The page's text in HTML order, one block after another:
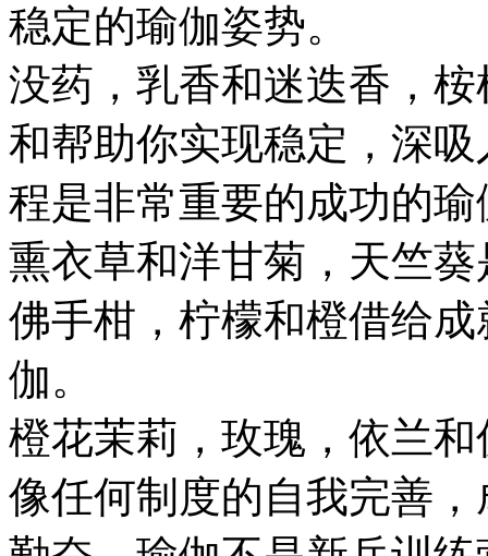
稳定的瑜伽姿势。
没药，乳香和迷迭香，
和帮助你实现稳定，深
程是非常重要的成功的
熏衣草和洋甘菊，天竺
佛手柑，柠檬和橙借给
伽。
橙花茉莉，玫瑰，依兰
像任何制度的自我完善